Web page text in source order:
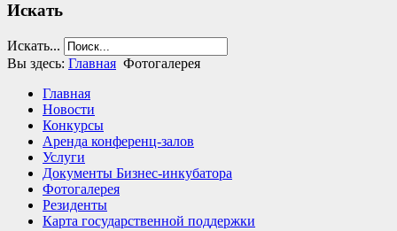
Искать
Искать...
Вы здесь: Главная Фотогалерея
Главная
Новости
Конкурсы
Аренда конференц-залов
Услуги
Документы Бизнес-инкубатора
Фотогалерея
Резиденты
Карта государственной поддержки